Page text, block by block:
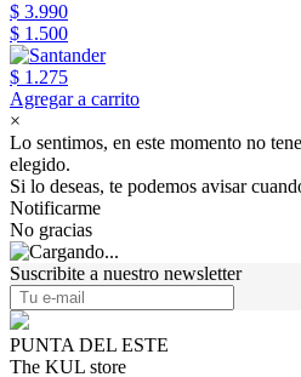
$ 3.990
$ 1.500
$ 1.275
Agregar a carrito
×
Lo sentimos, en este momento no
elegido.
Si lo deseas, te podemos avisar
Notificarme
No gracias
Suscribite a nuestro newsletter
PUNTA DEL ESTE
The KUL store